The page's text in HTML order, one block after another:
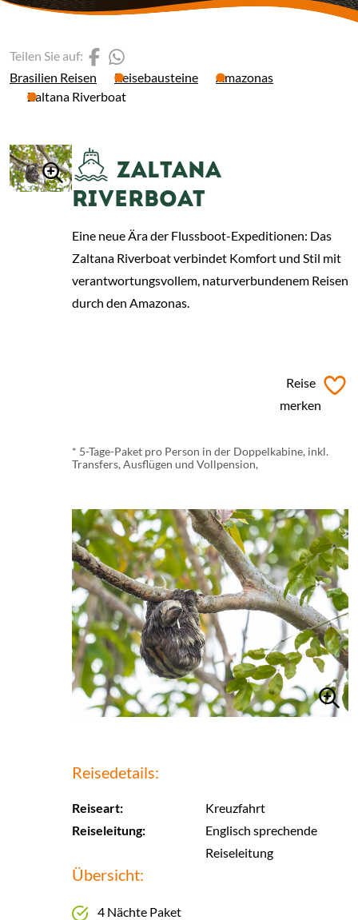
Brasilien Reisen Reisebausteine
Amazonas
Zaltana Riverboat
Teilen Sie auf: (Link öffnet einen neuen
ZALTANA
RIVERBOAT
Eine neue Ära der Flussboot-Expeditionen: Das
Zaltana Riverboat verbindet Komfort und Stil mit
verantwortungsvollem, naturverbundenem Reisen
durch den Amazonas.
Reise
merken
* 5-Tage-Paket pro Person in der Doppelkabine, inkl.
Transfers, Ausflügen und Vollpension,
Reisedetails:
Reiseart:
Kreuzfahrt
Reiseleitung:
Englisch sprechende
Reiseleitung
Übersicht:
4 Nächte Paket